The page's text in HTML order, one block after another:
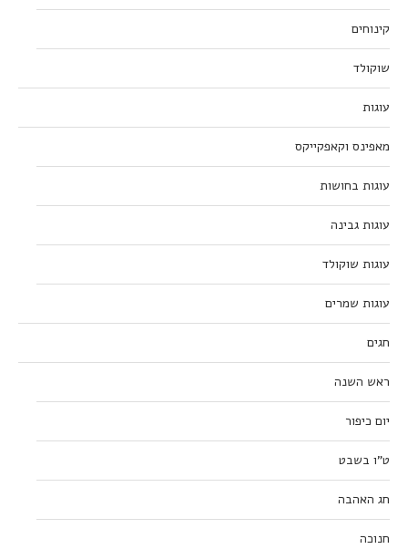
קינוחים
שוקולד
עוגות
מאפינס וקאפקייקס
עוגות בחושות
עוגות גבינה
עוגות שוקולד
עוגות שמרים
חגים
ראש השנה
יום כיפור
ט”ו בשבט
חג האהבה
חנוכה